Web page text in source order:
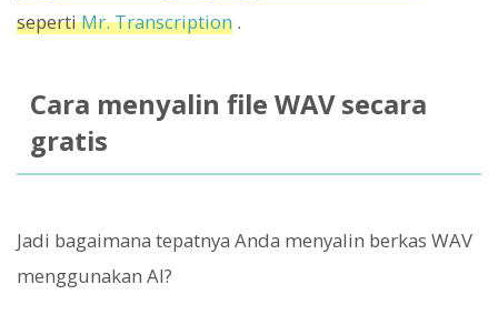
sepertiMr. Transcription .
Cara menyalin file WAV secara
gratis
Jadi bagaimana tepatnya Anda menyalin berkas WAV
menggunakan AI?